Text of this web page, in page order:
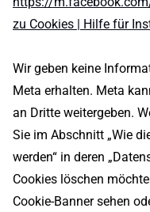
zu Cookies | Hilfe für
Wir geben keine
Meta erhalten. Meta
an Dritte weitergeben.
Sie im Abschnitt „Wie
werden“ in deren
Cookies löschen
Cookie-Banner sehen